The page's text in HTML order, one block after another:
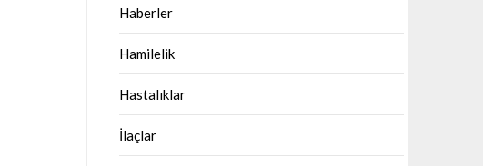
Haberler
Hamilelik
Hastalıklar
İlaçlar